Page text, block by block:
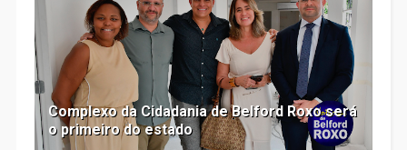
Complexo da Cidadania de Belford Roxo será
o primeiro do estado